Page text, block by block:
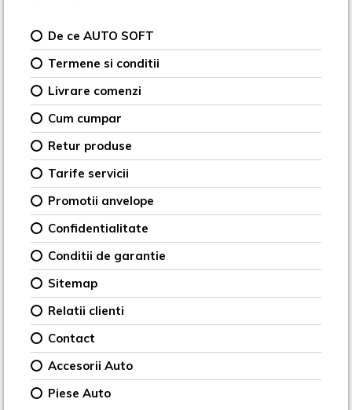
De ce AUTO SOFT
Termene si conditii
Livrare comenzi
Cum cumpar
Retur produse
Tarife servicii
Promotii anvelope
Confidentialitate
Conditii de garantie
Sitemap
Relatii clienti
Contact
Accesorii Auto
Piese Auto